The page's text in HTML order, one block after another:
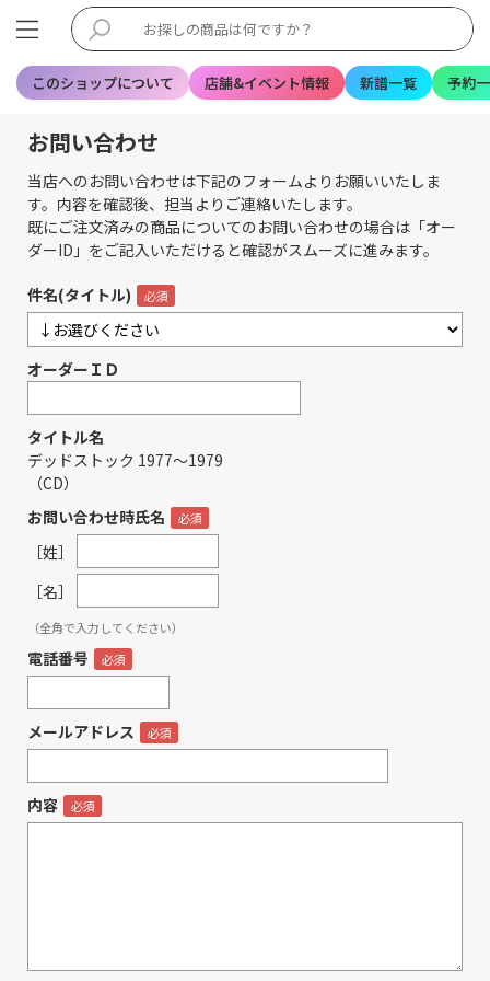
このショップについて 店舗&イベント情報 新譜一覧 予約
お問い合わせ
当店へのお問い合わせは下記のフォームよりお願いいたしま
す。内容を確認後、担当よりご連絡いたします。
既にご注文済みの商品についてのお問い合わせの場合は「オー
ダーID」をご記入いただけると確認がスムーズに進みます。
件名(タイトル)
オーダーＩＤ
タイトル名
デッドストック 1977～1979
（CD）
お問い合わせ時氏名
［姓］
［名］
（全角で入力してください）
電話番号
メールアドレス
内容